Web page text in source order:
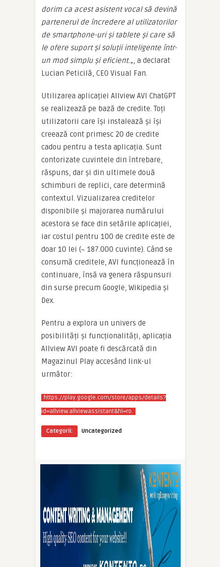
dorim ca acest asistent vocal să devină
partenerul de încredere al utilizatorilor
de smartphone-uri și tablete și care să
le ofere suport și soluții inteligente într-
un mod simplu și eficient.„, a declarat
Lucian Peticilă, CEO Visual Fan.
Utilizarea aplicației Allview AVI ChatGPT
se realizează pe bază de credite. Toți
utilizatorii care își instalează și își
creează cont primesc 20 de credite
cadou pentru a testa aplicația. Sunt
contorizate cuvintele din întrebare,
răspuns, dar și din ultimele două
schimburi de replici, care determină
contextul. Vizualizarea creditelor
disponibile și majorarea numărului
acestora se face din setările aplicației,
iar costul pentru 100 de credite este de
doar 10 lei (~ 187.000 cuvinte). Când se
consumă creditele, AVI funcționează în
continuare, însă va genera răspunsuri
din surse precum Google, Wikipedia și
Dex.
Pentru a explora un univers de
posibilități și funcționalități, aplicația
Allview AVI poate fi descărcată din
Magazinul Play accesând link-ul
următor:
https://play.google.com/store/apps/details?
id=allview.allviewassistant&hl=ro.
Categorii: Uncategorized